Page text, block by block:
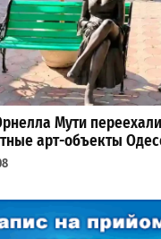
Мути
арт-объекты